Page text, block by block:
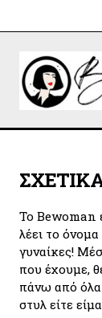
Το Bewoman
λέει το
γυναίκες!
που έχουμε,
πάνω από όλα
στυλ είτε